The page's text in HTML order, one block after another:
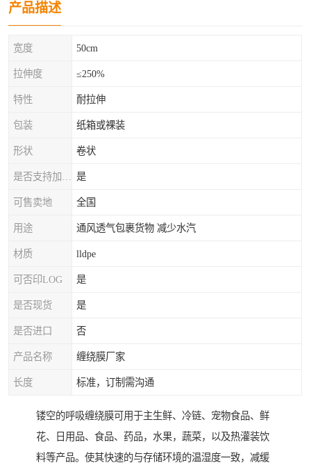
产品描述
宽度 50cm
拉伸度 ≤250%
特性 耐拉伸
包装 纸箱或裸装
形状 卷状
是
可售卖地 全国
用途 通风透气包裹货物 减少水汽
材质 lldpe
可否印LOG 是
是否现货 是
是否进口 否
产品名称 缠绕膜厂家
长度 标准，订制需沟通
镂空的呼吸缠绕膜可用于主生鲜、冷链、宠物食品、鲜
花、日用品、食品、药品，水果，蔬菜，以及热灌装饮
料等产品。使其快速的与存储环境的温湿度一致，减缓